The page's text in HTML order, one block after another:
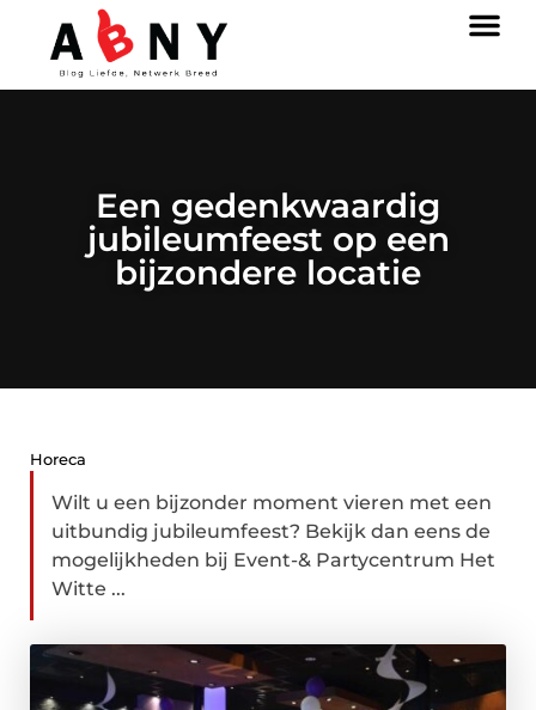
Een gedenkwaardig
jubileumfeest op een
bijzondere locatie
Horeca
Wilt u een bijzonder moment vieren met een
uitbundig jubileumfeest? Bekijk dan eens de
mogelijkheden bij Event-& Partycentrum Het
Witte ...